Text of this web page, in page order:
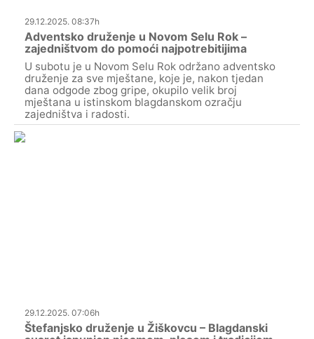
29.12.2025. 08:37h
Adventsko druženje u Novom Selu Rok –
zajedništvom do pomoći najpotrebitijima
U subotu je u Novom Selu Rok održano adventsko
druženje za sve mještane, koje je, nakon tjedan
dana odgode zbog gripe, okupilo velik broj
mještana u istinskom blagdanskom ozračju
zajedništva i radosti.
29.12.2025. 07:06h
Štefanjsko druženje u Žiškovcu – Blagdanski